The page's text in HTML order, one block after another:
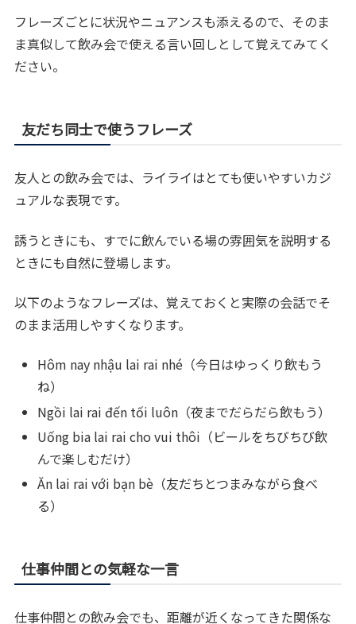
フレーズごとに状況やニュアンスも添えるので、そのま
ま真似して飲み会で使える言い回しとして覚えてみてく
ださい。
友だち同士で使うフレーズ
友人との飲み会では、ライライはとても使いやすいカジ
ュアルな表現です。
誘うときにも、すでに飲んでいる場の雰囲気を説明する
ときにも自然に登場します。
以下のようなフレーズは、覚えておくと実際の会話でそ
のまま活用しやすくなります。
Hôm nay nhậu lai rai nhé（今日はゆっくり飲もう
ね）
Ngồi lai rai đến tối luôn（夜までだらだら飲もう）
Uống bia lai rai cho vui thôi（ビールをちびちび飲
んで楽しむだけ）
Ăn lai rai với bạn bè（友だちとつまみながら食べ
る）
仕事仲間との気軽な一言
仕事仲間との飲み会でも、距離が近くなってきた関係な